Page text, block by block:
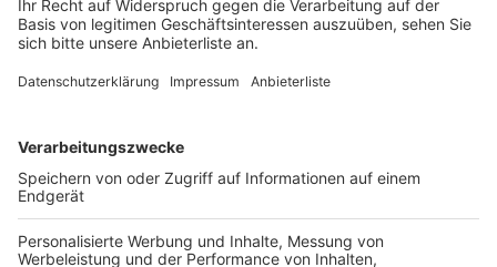
Diese Geschäfte beteiligen sich an der
Nach Angaben der Stadt beteiligen sich folgende
Geschäfte: Holzwerk Kreativatelier (Janshof 2), Ives
15), Bürobedarf-Schreibwaren Edmund Schlenger